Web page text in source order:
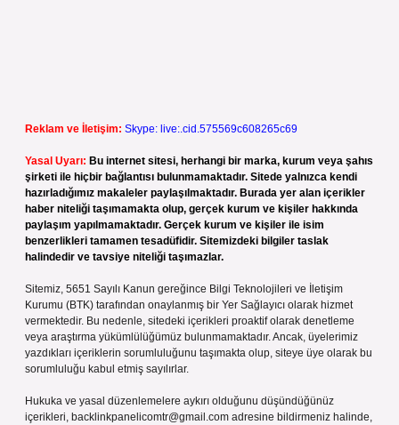
Reklam ve İletişim: Skype: live:.cid.575569c608265c69
Yasal Uyarı: Bu internet sitesi, herhangi bir marka, kurum veya şahıs
şirketi ile hiçbir bağlantısı bulunmamaktadır. Sitede yalnızca kendi
hazırladığımız makaleler paylaşılmaktadır. Burada yer alan içerikler
haber niteliği taşımamakta olup, gerçek kurum ve kişiler hakkında
paylaşım yapılmamaktadır. Gerçek kurum ve kişiler ile isim
benzerlikleri tamamen tesadüfidir. Sitemizdeki bilgiler taslak
halindedir ve tavsiye niteliği taşımazlar.
Sitemiz, 5651 Sayılı Kanun gereğince Bilgi Teknolojileri ve İletişim
Kurumu (BTK) tarafından onaylanmış bir Yer Sağlayıcı olarak hizmet
vermektedir. Bu nedenle, sitedeki içerikleri proaktif olarak denetleme
veya araştırma yükümlülüğümüz bulunmamaktadır. Ancak, üyelerimiz
yazdıkları içeriklerin sorumluluğunu taşımakta olup, siteye üye olarak bu
sorumluluğu kabul etmiş sayılırlar.
Hukuka ve yasal düzenlemelere aykırı olduğunu düşündüğünüz
içerikleri, backlinkpanelicomtr@gmail.com adresine bildirmeniz halinde,